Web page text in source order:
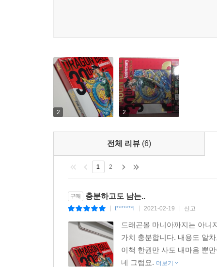
2 2
전체 리뷰 (6)
1 2
구매 충분하고도 남는..
t*******l 2021-02-19 신고
드래곤볼 마니아까지는 아니
가치 충분합니다. 내용도 알
이책 한권만 사도 내마음 뿐
네 그럼요. 더보기